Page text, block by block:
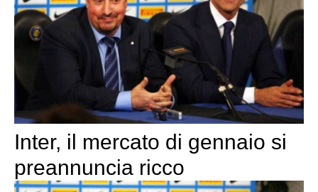
Inter, il mercato di gennaio si
preannuncia ricco